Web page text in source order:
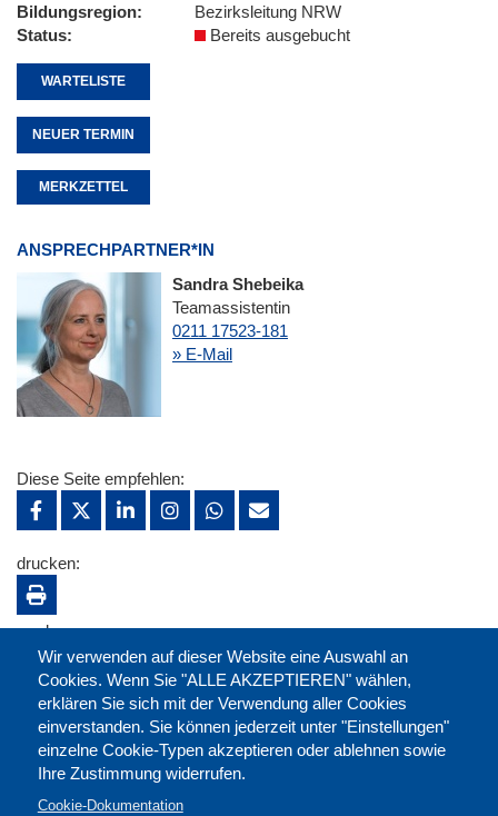
Bildungsregion
Bezirksleitung NRW
Status
Bereits ausgebucht
WARTELISTE
NEUER TERMIN
MERKZETTEL
ANSPRECHPARTNER*IN
Sandra Shebeika
Teamassistentin
0211 17523-181
» E-Mail
Wir verwenden auf dieser Website eine Auswahl an
Cookies. Wenn Sie "ALLE AKZEPTIEREN" wählen,
erklären Sie sich mit der Verwendung aller Cookies
einverstanden. Sie können jederzeit unter "Einstellungen"
einzelne Cookie-Typen akzeptieren oder ablehnen sowie
Ihre Zustimmung widerrufen.
Cookie-Dokumentation
Diese Seite empfehlen:
drucken:
merken: